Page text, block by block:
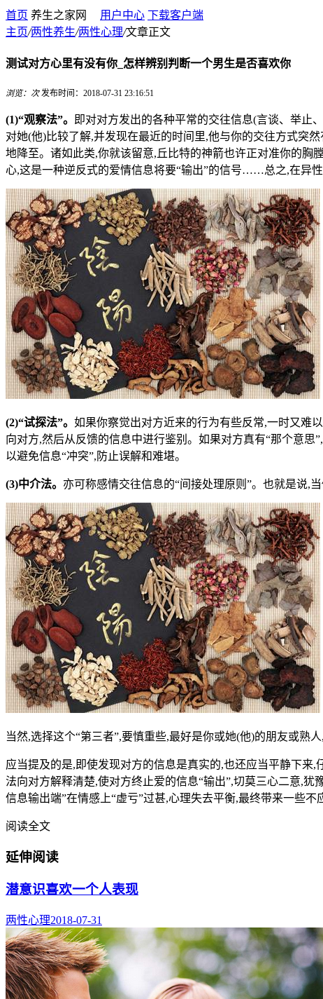
首页 养生之家网 用户中心 下载客户端
主页/两性养生/两性心理/文章正文
测试对方心里有没有你_怎样辨别判断一个男生是否喜欢你
浏览： 次 发布时间：2018-07-31 23:16:51
(1)“观察法”。
即对对方发出的各种平常的交往信息(言谈、举止
对她(他)比较了解,并发现在最近的时间里,他与你的交往方式突
地降至。诸如此类,你就该留意,丘比特的神箭也许正对准你的胸
心,这是一种逆反式的爱情信息将要“输出”的信号……总之,在异
(2)“试探法”。 如果你察觉出对方近来的行为有些反常,一时又难
向对方,然后从反馈的信息中进行鉴别。如果对方真有“那个意
以避免信息“冲突”,防止误解和难堪。
(3)中介法。 亦可称感情交往信息的“间接处理原则”。也就是说,
当然,选择这个“第三者”,要慎重些,最好是你或她(他)的朋友或熟
应当提及的是,即使发现对方的信息是真实的,也还应当平静下
法向对方解释清楚,使对方终止爱的信息“输出”,切莫三心二意,
信息输出端”在情感上“虚亏”过甚,心理失去平衡,最终带来一些不
阅读全文
延伸阅读
潜意识喜欢一个人表现
两性心理2018-07-31